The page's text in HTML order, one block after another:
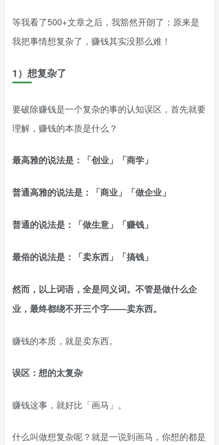
等我看了500+文章之后，我豁然开朗了：原来是
我把事情想复杂了，赚钱其实没那么难！
1）想复杂了
要破除赚钱是一个复杂的事的认知误区，首先就要
理解，赚钱的本质是什么？
最高雅的说法是：「创业」「商学」
普通高雅的说法是：「商业」「做企业」
普通的说法是：「做生意」「赚钱」
最俗的说法是：「卖东西」「搞钱」
然而，以上词语，全是同义词。不管是做什么企
业，最终都绕不开三个字——卖东西。
赚钱的本质，就是卖东西。
误区：想的太复杂
赚钱这事，就好比「画马」。
什么叫做想复杂呢？就是一说到画马，你想的都是